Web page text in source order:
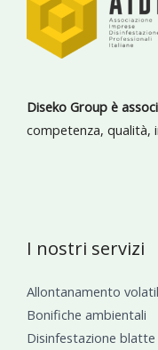
Diseko Group è
competenza, qualità,
I nostri servizi
Allontanamento
Bonifiche ambientali
Disinfestazione